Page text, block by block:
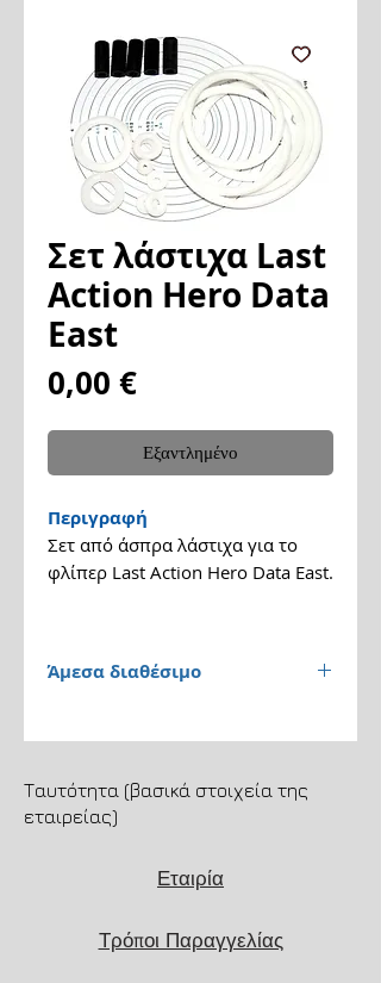
Σετ λάστιχα Last
Action Hero Data
East
0,00 €Τιμή
Εξαντλημένο
Περιγραφή
Σετ από άσπρα λάστιχα για το
φλίπερ Last Action Hero Data East.
Άμεσα διαθέσιμο
Παράδοση 1 έως 3 εργάσιμες
Αποστολή μέσω ACS
Courier. Μεταφορικά 4,5€.
Μεταφορικά + αντικαταβολή
Για τηλεφωνικές παραγγελίες
Ταυτότητα (βασικά στοιχεία της
εταιρείας)
Εταιρία
Τρόποι Παραγγελίας